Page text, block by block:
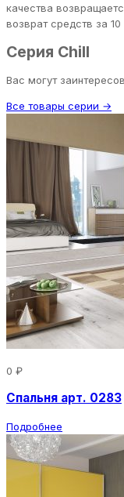
качества
возврат средств за
Серия Chill
Вас могут
Все товары серии →
0 ₽
Спальня арт. 0283
Подробнее